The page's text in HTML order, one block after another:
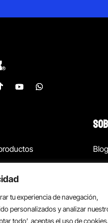
tu experiencia de navegación,
personalizados y analizar
todo’, aceptas el uso de cookies.
Blog